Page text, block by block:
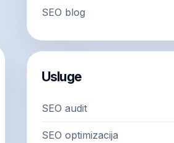
SEO blog
Usluge
SEO audit
SEO optimizacija